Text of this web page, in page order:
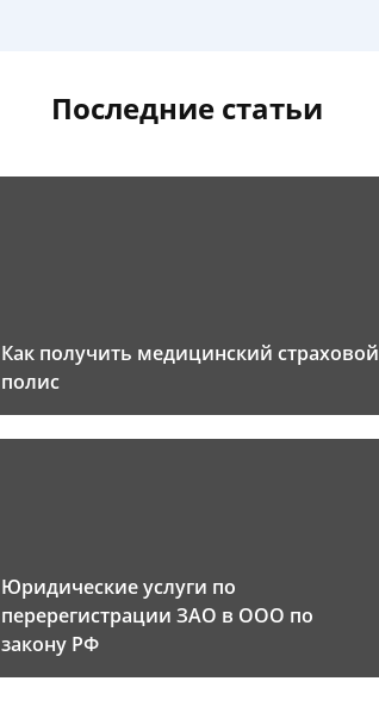
Последние статьи
Как получить медицинский страховой
полис
Юридические услуги по
перерегистрации ЗАО в ООО по
закону РФ